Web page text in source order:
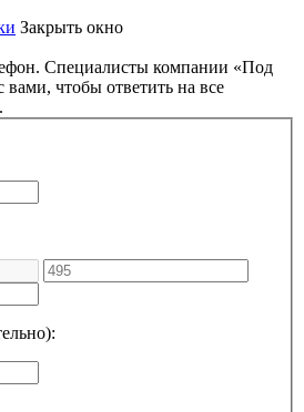
Закрыть окно
Специалисты компании «Под
чтобы ответить на все